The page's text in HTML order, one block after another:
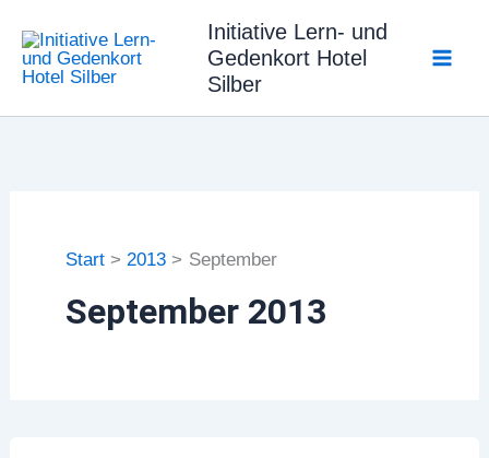
Inhalt
springen
Initiative Lern- und
Gedenkort Hotel
Silber
Start 2013 September
September 2013